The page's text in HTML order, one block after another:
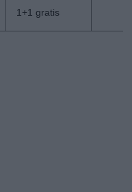
1+1 gratis